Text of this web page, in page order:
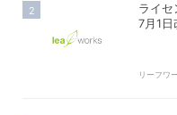
ライセ
7月1日
リーフワ